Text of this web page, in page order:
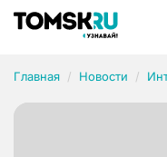
Главная Новости